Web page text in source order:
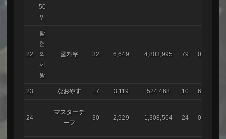
50
위
22
탐
험
의
제
왕
쿨카우 32 6,649 4,803,995 79 0
23 なおやす 17 3,119 524,468 10 6
24
マスターチ
ーフ
30 2,929 1,308,564 24 0